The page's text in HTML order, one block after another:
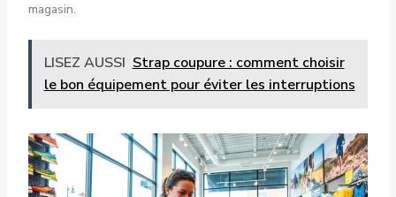
magasin.
LISEZ AUSSI Strap coupure : comment choisir
le bon équipement pour éviter les interruptions